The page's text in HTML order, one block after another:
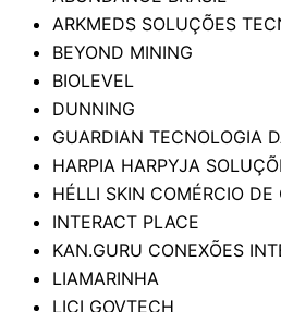
ARKMEDS SOLUÇÕES
BEYOND MINING
BIOLEVEL
DUNNING
GUARDIAN TECNOLOGIA
HARPIA HARPYJA
HÉLLI SKIN COMÉRCIO DE
INTERACT PLACE
KAN.GURU CONEXÕES
LIAMARINHA
LICI GOVTECH